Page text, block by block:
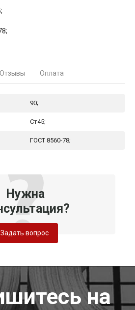
Отзывы Оплата
90;
Ст45;
ГОСТ 8560-78;
Нужна
Задать вопрос
на